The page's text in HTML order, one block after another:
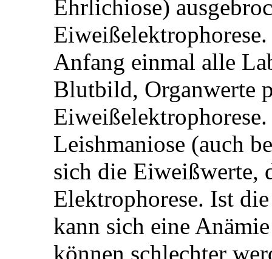
Ehrlichiose)
Anfang einmal alle
Blutbild, Organwerte
Leishmaniose (auch
sich die Eiweißwerte,
Elektrophorese. Ist
kann sich eine
können schlechter